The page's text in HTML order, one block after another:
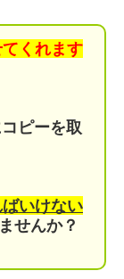
くれます
ピーを取
いけない
せんか？